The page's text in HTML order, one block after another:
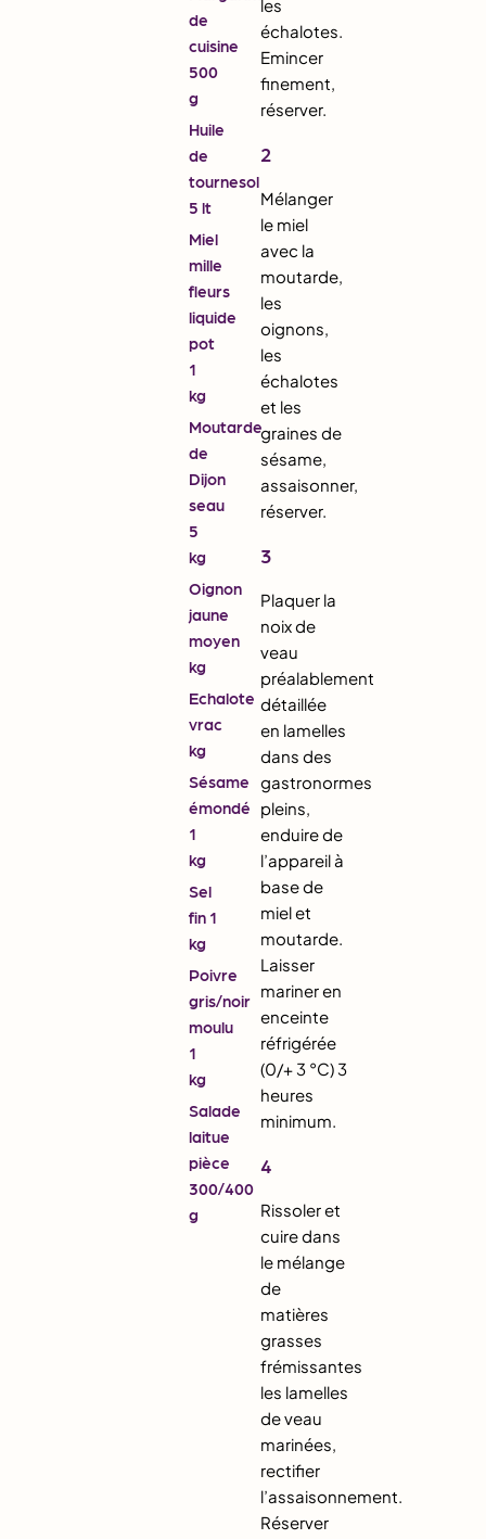
de
cuisine
500
g
Huile
de
tournesol
5 lt
Miel
mille
fleurs
liquide
pot
1
kg
Moutarde
de
Dijon
seau
5
kg
Oignon
jaune
moyen
kg
Echalote
vrac
kg
Sésame
émondé
1
kg
Sel
fin 1
kg
Poivre
gris/noir
moulu
1
kg
Salade
laitue
pièce
300/400
g
les
échalotes.
Emincer
finement,
réserver.
2
Mélanger
le miel
avec la
moutarde,
les
oignons,
les
échalotes
et les
graines de
sésame,
assaisonner,
réserver.
3
Plaquer la
noix de
veau
préalablement
détaillée
en lamelles
dans des
gastronormes
pleins,
enduire de
l’appareil à
base de
miel et
moutarde.
Laisser
mariner en
enceinte
réfrigérée
(0/+ 3 °C) 3
heures
minimum.
4
Rissoler et
cuire dans
le mélange
de
matières
grasses
frémissantes
les lamelles
de veau
marinées,
rectifier
l’assaisonnement.
Réserver